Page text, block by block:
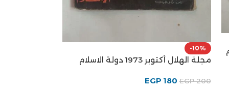
-10%
مجلة الهلال أكتوبر 1973 دولة الاسلام
EGP200
EGP 180